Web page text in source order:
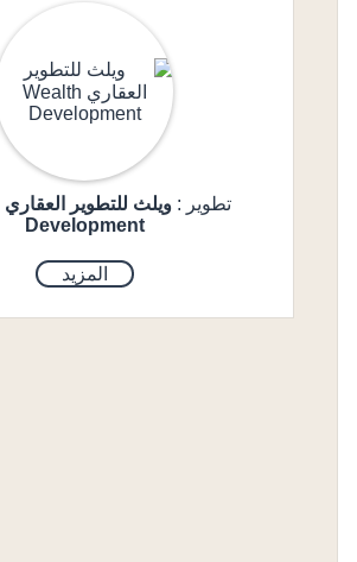
تطوير :
Development
المزيد